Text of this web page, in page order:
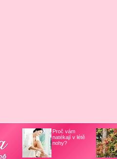
Proč vám
natékají v létě
nohy?